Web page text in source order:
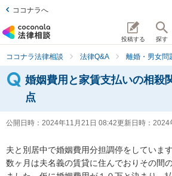
ココナラへ
投稿する 探す
ココナラ法律相談 法律Q&A 離婚・男女問
婚姻費用と家賃支払いの相殺
点
公開日時： 2024年11月21日 08:42更新日時： 2024
夫と別居中で婚姻費用分担調停をしていま
数ヶ月は夫名義の賃貸に住んでおりその間